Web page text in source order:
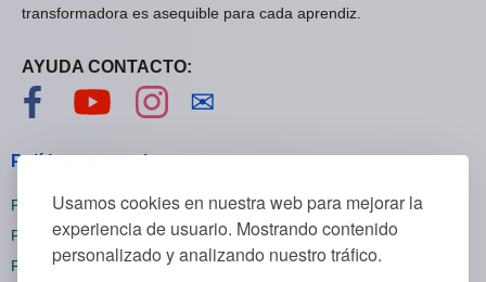
Usamos cookies en nuestra web para mejorar la
experiencia de usuario. Mostrando contenido
personalizado y analizando nuestro tráfico.
transformadora es asequible para cada aprendiz.
AYUDA CONTACTO:
Visítanos en Facebook
Visítanos en YouTube
Visítanos en Instagram
✉
Políticas generales
Políticas de privacidad
Políticas de cookies
Políticas de reembolsos